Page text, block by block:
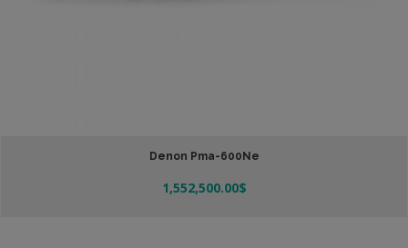
Denon Pma-600Ne
1,552,500.00$
Leer Más